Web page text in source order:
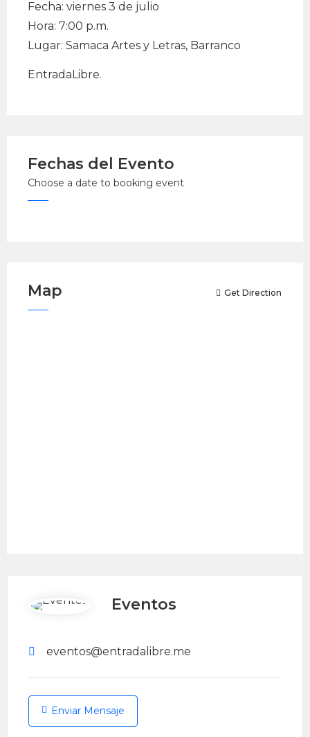
Fecha: viernes 3 de julio
Hora: 7:00 p.m.
Lugar: Samaca Artes y Letras, Barranco
EntradaLibre.
Fechas del Evento
Choose a date to booking event
Map Get Direction
Eventos
eventos@entradalibre.me
Enviar Mensaje